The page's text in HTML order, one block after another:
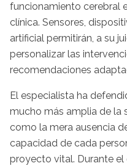
funcionamiento cerebral
clínica. Sensores,
artificial permitirán, a su
personalizar las
recomendaciones
El especialista ha
mucho más amplia de la
como la mera ausencia
capacidad de cada
proyecto vital. Durante